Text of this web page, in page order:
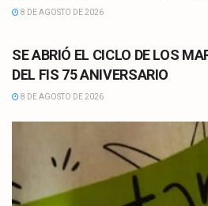
8 DE AGOSTO DE 2026
SE ABRIÓ EL CICLO DE LOS
DEL FIS 75 ANIVERSARIO
8 DE AGOSTO DE 2026